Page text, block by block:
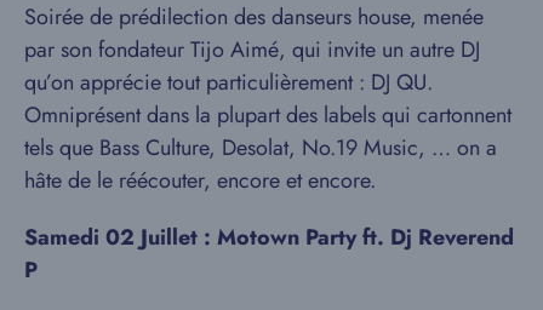
Soirée de prédilection des danseurs house, menée
par son fondateur Tijo Aimé, qui invite un autre DJ
qu’on apprécie tout particulièrement : DJ QU.
Omniprésent dans la plupart des labels qui cartonnent
tels que Bass Culture, Desolat, No.19 Music, … on a
hâte de le réécouter, encore et encore.
Samedi 02 Juillet : Motown Party ft. Dj Reverend
P